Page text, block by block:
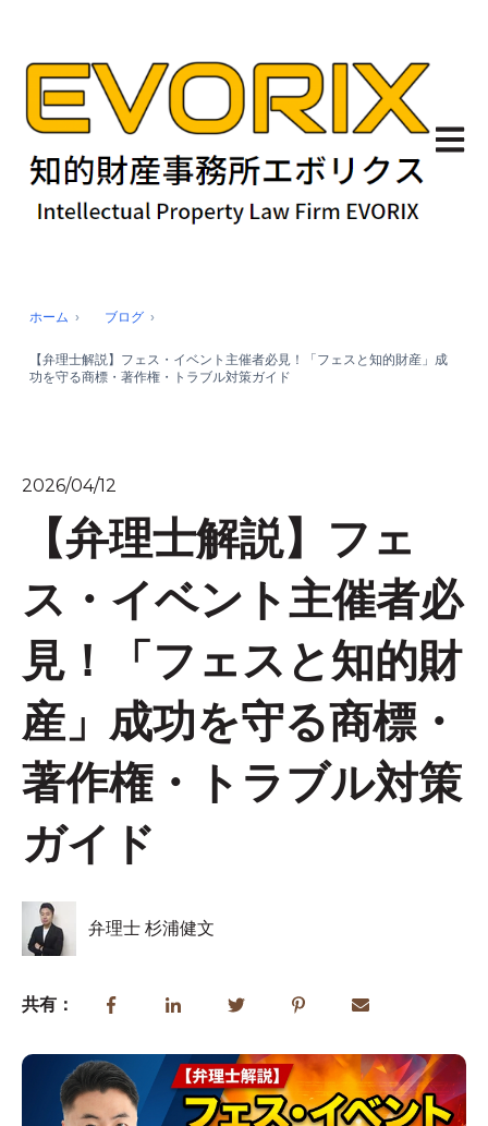
メイ
ホーム ブログ
【弁理士解説】フェス・イベント主催者必見！「フェスと知的財産」成
功を守る商標・著作権・トラブル対策ガイド
2026/04/12
【弁理士解説】フェ
ス・イベント主催者必
見！「フェスと知的財
産」成功を守る商標・
著作権・トラブル対策
ガイド
弁理士 杉浦健文
共有：